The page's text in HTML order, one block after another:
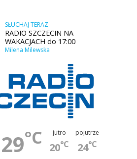
SŁUCHAJ TERAZ
RADIO SZCZECIN NA
WAKACJACH do 17:00
Milena Milewska
29°C jutro
20°C
pojutrze
24°C